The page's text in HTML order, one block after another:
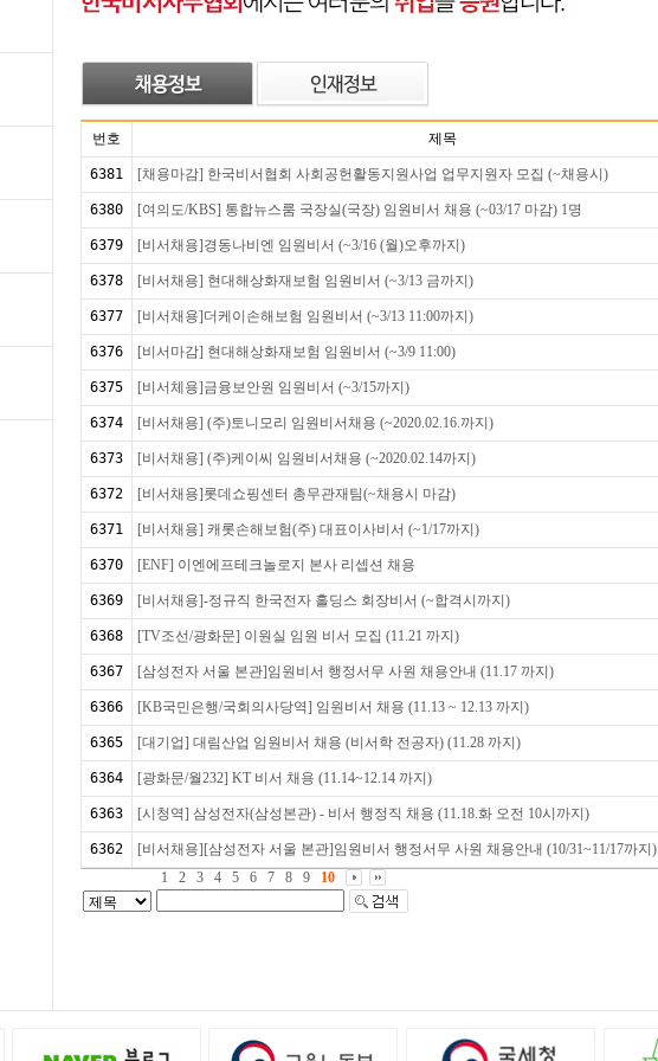
번호 제목
6381 [채용마감] 한국비서협회 사회공헌활동지원사업 업무지원자 모집 (~채용시)
6380 [여의도/KBS] 통합뉴스룸 국장실(국장) 임원비서 채용 (~03/17 마감) 1명
6379 [비서채용]경동나비엔 임원비서 (~3/16 (월)오후까지)
6378 [비서채용] 현대해상화재보험 임원비서 (~3/13 금까지)
6377 [비서채용]더케이손해보험 임원비서 (~3/13 11:00까지)
6376 [비서마감] 현대해상화재보험 임원비서 (~3/9 11:00)
6375 [비서체용]금융보안원 임원비서 (~3/15까지)
6374 [비서채용] (주)토니모리 임원비서채용 (~2020.02.16.까지)
6373 [비서채용] (주)케이씨 임원비서채용 (~2020.02.14까지)
6372 [비서채용]롯데쇼핑센터 총무관재팀(~채용시 마감)
6371 [비서채용] 캐롯손해보험(주) 대표이사비서 (~1/17까지)
6370 [ENF] 이엔에프테크놀로지 본사 리셉션 채용
6369 [비서채용]-정규직 한국전자 홀딩스 회장비서 (~합격시까지)
6368 [TV조선/광화문] 이원실 임원 비서 모집 (11.21 까지)
6367 [삼성전자 서울 본관]임원비서 행정서무 사원 채용안내 (11.17 까지)
6366 [KB국민은행/국회의사당역] 임원비서 채용 (11.13 ~ 12.13 까지)
6365 [대기업] 대림산업 임원비서 채용 (비서학 전공자) (11.28 까지)
6364 [광화문/월232] KT 비서 채용 (11.14~12.14 까지)
6363 [시청역] 삼성전자(삼성본관) - 비서 행정직 채용 (11.18.화 오전 10시까지)
6362 [비서채용][삼성전자 서울 본관]임원비서 행정서무 사원 채용안내 (10/31~11/17까지)
1
2 3 4 5 6 7 8 9 10